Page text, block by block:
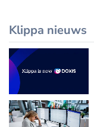
Klippa nieuws